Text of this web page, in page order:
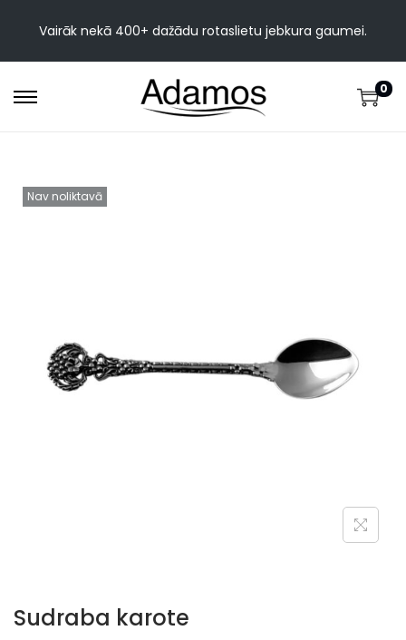
Vairāk nekā 400+ dažādu rotaslietu jebkura gaumei.
0
Nav noliktavā
Sudraba karote